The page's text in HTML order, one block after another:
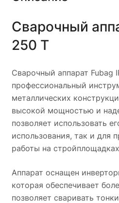
Сварочный
250 T
Сварочный аппарат Fubag
профессиональный
металлических
высокой мощностью и
позволяет использовать
использования, так и для
работы на
Аппарат оснащен
которая обеспечивает
позволяет сваривать